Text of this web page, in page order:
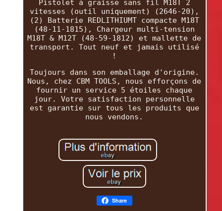
Pistolet à graisse sans fil M18T 2
vitesses (outil uniquement) (2646-20),
(2) Batterie REDLITHIUMT compacte M18T
(48-11-1815), Chargeur multi-tension
M18T & M12T (48-59-1812) et mallette de
transport. Tout neuf et jamais utilisé
!
Toujours dans son emballage d'origine.
Nous, chez CBM TOOLS, nous efforçons de
fournir un service 5 étoiles chaque
jour. Votre satisfaction personnelle
est garantie sur tous les produits que
nous vendons.
Share